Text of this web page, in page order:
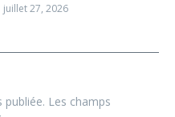
juillet 27, 2026
publiée. Les champs